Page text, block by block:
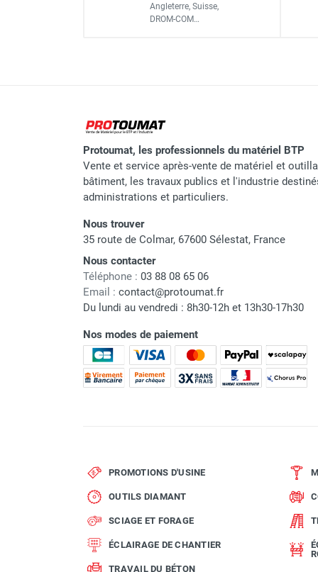
Nombre de niveaux de plancher
plancher + 4 lisses DÉCLIC)
Poids
Marque
Référence fournisseur
Nom du modèle
Origine
Garantie
Échafaudage roulant
Échafaudage roulant
Angleterre, Suisse,
DROM-COM…
Protoumat, les professionnels du matériel BTP
Vente et service après-vente de matériel et
bâtiment, les travaux publics et l'industrie
administrations et particuliers.
Nous trouver
35 route de Colmar, 67600 Sélestat, France
Nous contacter
Téléphone : 03 88 08 65 06
Email : contact@protoumat.fr
Du lundi au vendredi : 8h30-12h et 13h30-17h30
Nos modes de paiement
PROMOTIONS D'USINE
OUTILS DIAMANT
SCIAGE ET FORAGE
ÉCLAIRAGE DE CHANTIER
TRAVAIL DU BÉTON